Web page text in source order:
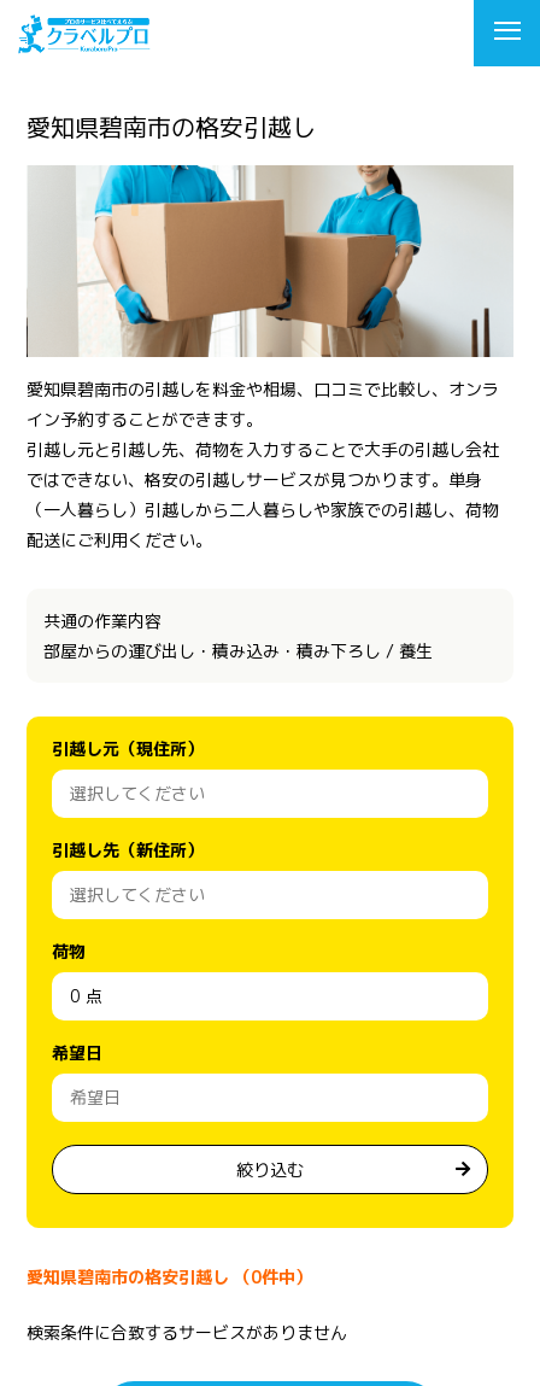
愛知県碧南市の格安引越し
愛知県碧南市の引越しを料金や相場、口コミで比較し、オンラ
イン予約することができます。
引越し元と引越し先、荷物を入力することで大手の引越し会社
ではできない、格安の引越しサービスが見つかります。単身
（一人暮らし）引越しから二人暮らしや家族での引越し、荷物
配送にご利用ください。
共通の作業内容
部屋からの運び出し・積み込み・積み下ろし / 養生
引越し元（現住所）
引越し先（新住所）
荷物
希望日
絞り込む
愛知県碧南市の格安引越し （0件中）
検索条件に合致するサービスがありません